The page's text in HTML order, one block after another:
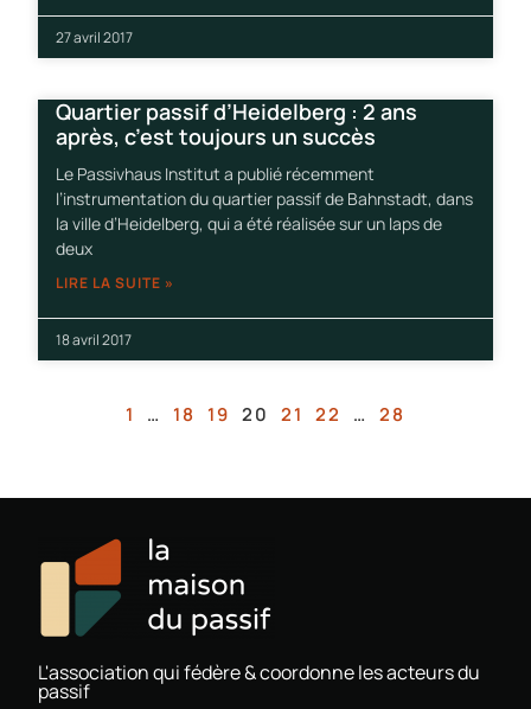
27 avril 2017
Quartier passif d’Heidelberg : 2 ans
après, c’est toujours un succès
Le Passivhaus Institut a publié récemment
l’instrumentation du quartier passif de Bahnstadt, dans
la ville d’Heidelberg, qui a été réalisée sur un laps de
deux
LIRE LA SUITE »
18 avril 2017
1 … 18 19 20 21 22 … 28
L'association qui fédère & coordonne les acteurs du
passif